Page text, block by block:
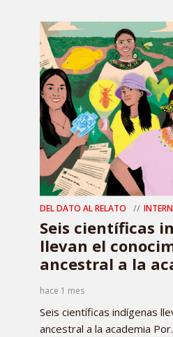
DEL DATO AL RELATO
Seis científicas
llevan el
ancestral a la
hace 1 mes
Seis científicas indígenas
ancestral a la academia